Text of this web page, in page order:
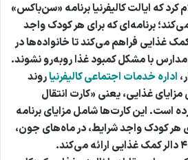
کرد که ایالت کالیفرنیا برنامه «سن‌باکس»
۲۰۲۶ اجرا می‌کند؛ برنامه‌ای که برای هر کودک واجد
مجموع ۱۲۰ دالر کمک غذایی فراهم می‌کند تا خانواده‌ها در
با مشکل کمبود غذا روبه‌رو نشوند.
اداره خدمات اجتماعی کالیفرنیاروند
غذایی، یعنی «کارت انتقال
کرده است. این کارت‌ها شامل مزایای برنامه
کودک واجد شرایط، در ماه‌های جون،